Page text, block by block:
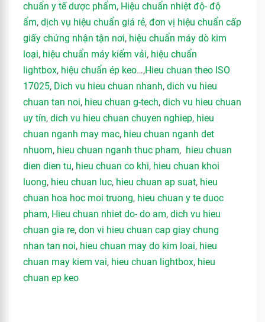
chuẩn y tế dược phẩm, Hiệu chuẩn nhiệt độ- độ
ẩm, dịch vụ hiệu chuẩn giá rẻ, đơn vị hiệu chuẩn cấp
giấy chứng nhận tận nơi, hiệu chuẩn máy dò kim
loại, hiệu chuẩn máy kiểm vải, hiệu chuẩn
lightbox, hiệu chuẩn ép keo…,Hieu chuan theo ISO
17025, Dich vu hieu chuan nhanh, dich vu hieu
chuan tan noi, hieu chuan g-tech, dich vu hieu chuan
uy tín, dich vu hieu chuan chuyen nghiep, hieu
chuan nganh may mac, hieu chuan nganh det
nhuom, hieu chuan nganh thuc pham, hieu chuan
dien dien tu, hieu chuan co khi, hieu chuan khoi
luong, hieu chuan luc, hieu chuan ap suat, hieu
chuan hoa hoc moi truong, hieu chuan y te duoc
pham, Hieu chuan nhiet do- do am, dich vu hieu
chuan gia re, don vi hieu chuan cap giay chung
nhan tan noi, hieu chuan may do kim loai, hieu
chuan may kiem vai, hieu chuan lightbox, hieu
chuan ep keo